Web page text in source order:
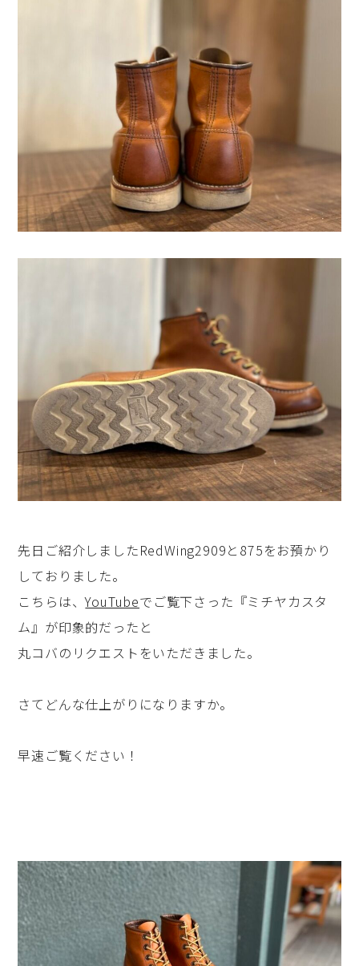
先日ご紹介しましたRedWing2909と875をお預かり
しておりました。
こちらは、YouTubeでご覧下さった『ミチヤカスタ
ム』が印象的だったと
丸コバのリクエストをいただきました。
さてどんな仕上がりになりますか。
早速ご覧ください！